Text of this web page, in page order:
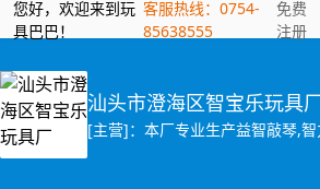
您好，欢迎来到玩
具巴巴！
客服热线：0754-
85638555
免费
注册
汕头市澄海区智宝乐玩具
[主营]：本厂专业生产益智敲琴,